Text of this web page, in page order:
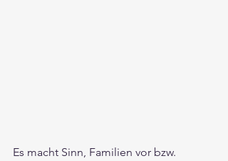
Es macht Sinn, Familien vor bzw.